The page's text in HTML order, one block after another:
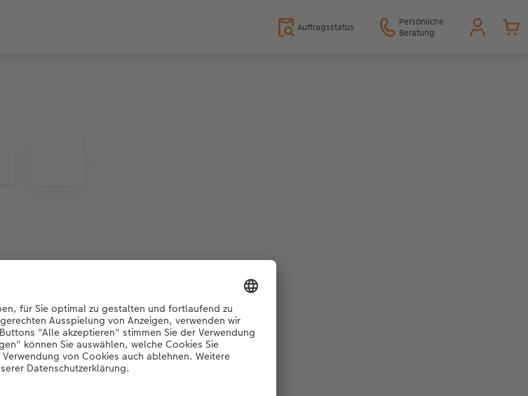
Auftragsstatus
Persönliche
Beratung
Editor wird geladen...